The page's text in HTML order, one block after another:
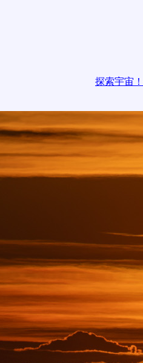
探索宇宙！